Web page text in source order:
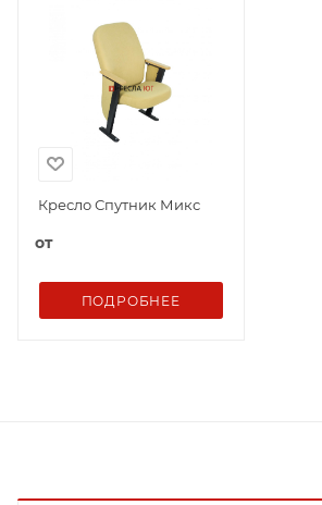
Кресло Спутник Микс
от
ПОДРОБНЕЕ